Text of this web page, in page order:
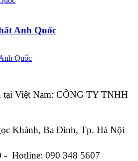
Anh Quốc
tại Việt Nam: CÔNG TY TNHH
Khánh, Ba Đình, Tp. Hà Nội
- Hotline: 090 348 5607